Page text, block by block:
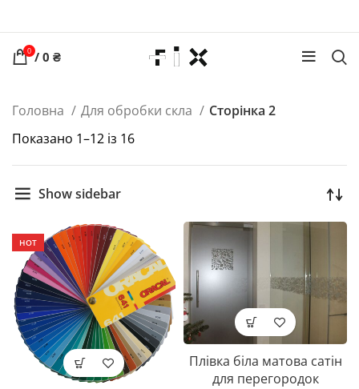
0 / 0 ₴
Головна Для обробки скла
Сторінка 2
Показано 1–12 із 16
Show sidebar
HOT
Плівка біла матова сатін
для перегородок